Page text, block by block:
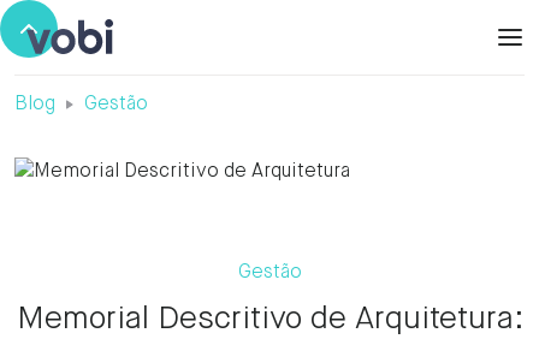
Blog Gestão
Gestão
Memorial Descritivo de Arquitetura: